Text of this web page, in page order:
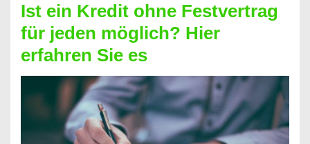
Prepaid
ist
nicht
nur
für
Handy
Ist ein Kredit ohne Festvertrag
für jeden möglich? Hier
erfahren Sie es